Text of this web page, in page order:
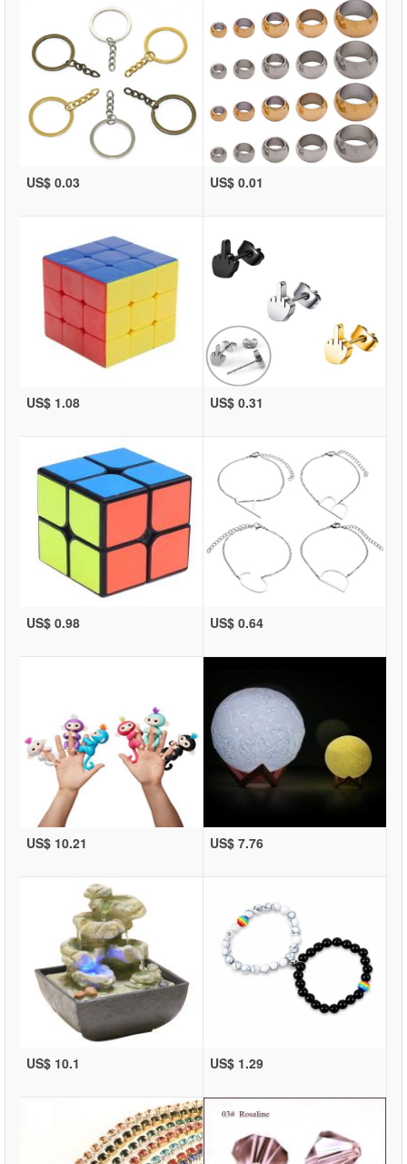
US$ 0.03 US$ 0.01
US$ 1.08 US$ 0.31
US$ 0.98 US$ 0.64
US$ 10.21 US$ 7.76
US$ 10.1 US$ 1.29